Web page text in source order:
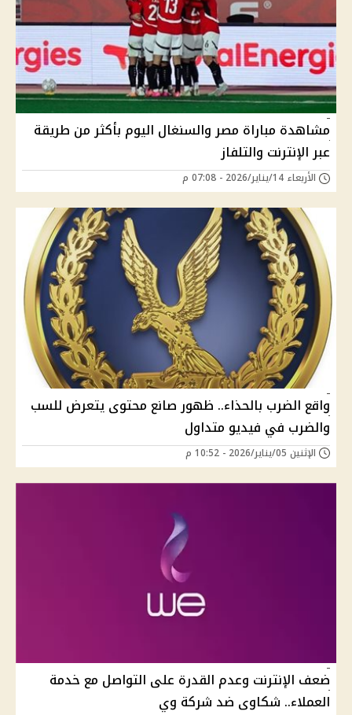
مشاهدة مباراة مصر والسنغال اليوم بأكثر من طريقة
عبر الإنترنت والتلفاز
الأربعاء 14/يناير/2026 - 07:08 م
واقع الضرب بالحذاء.. ظهور صانع محتوى يتعرض للسب
والضرب في فيديو متداول
الإثنين 05/يناير/2026 - 10:52 م
ضعف الإنترنت وعدم القدرة على التواصل مع خدمة
العملاء.. شكاوى ضد شركة وي